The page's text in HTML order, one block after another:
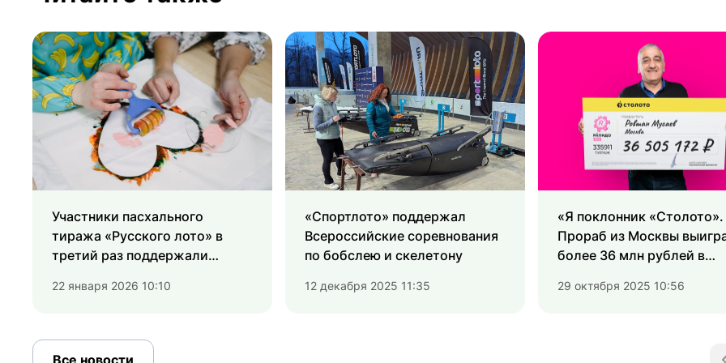
Участники пасхального
тиража «Русского лото» в
третий раз поддержали
Софийского социального
22 января 2026 10:10
«Спортлото» поддержал
Всероссийские соревнования
по бобслею и скелетону
12 декабря 2025 11:35
«Я поклонник «Столото».
Прораб из Москвы
более 36 млн рублей в
29 октября 2025 10:56